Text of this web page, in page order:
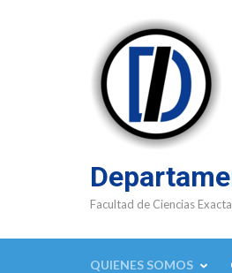
Facultad de Ciencias
QUIENES SOMOS